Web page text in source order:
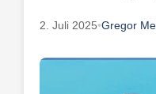
2. Juli 2025•Gregor